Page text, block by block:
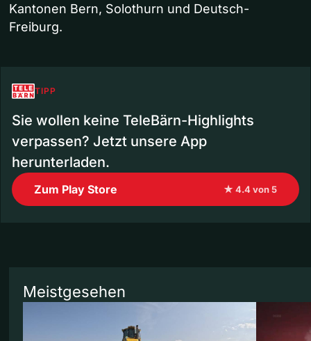
Kantonen Bern, Solothurn und Deutsch-
Freiburg.
TIPP
Sie wollen keine TeleBärn-Highlights
verpassen? Jetzt unsere App
herunterladen.
Zum Play Store ★ 4.4 von 5
Meistgesehen